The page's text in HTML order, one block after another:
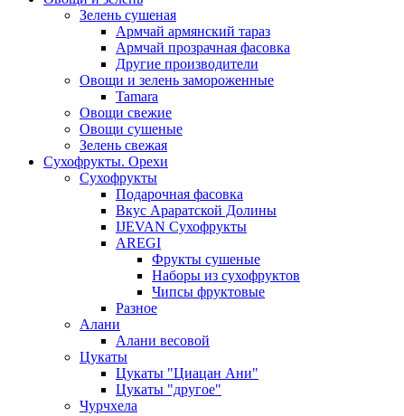
Зелень сушеная
Армчай армянский тараз
Армчай прозрачная фасовка
Другие производители
Овощи и зелень замороженные
Tamara
Овощи свежие
Овощи сушеные
Зелень свежая
Сухофрукты. Орехи
Сухофрукты
Подарочная фасовка
Вкус Араратской Долины
IJEVAN Сухофрукты
AREGI
Фрукты сушеные
Наборы из сухофруктов
Чипсы фруктовые
Разное
Алани
Алани весовой
Цукаты
Цукаты "Циацан Ани"
Цукаты "другое"
Чурчхела